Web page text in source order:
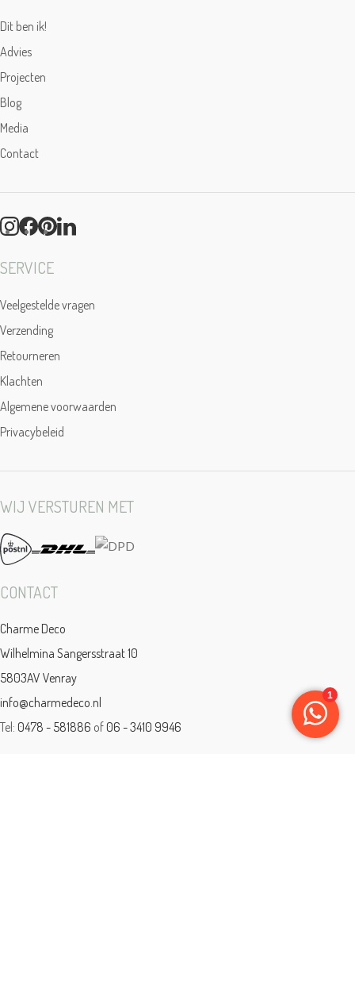
Dit ben ik!
Advies
Projecten
Blog
Media
Contact
SERVICE
Veelgestelde vragen
Verzending
Retourneren
Klachten
Algemene voorwaarden
Privacybeleid
WIJ VERSTUREN MET
CONTACT
Charme Deco
Wilhelmina Sangersstraat 10
5803AV Venray
info@charmedeco.nl
Tel: 0478 - 581886 of 06 - 3410 9946